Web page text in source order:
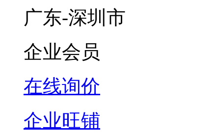
广东-深圳市
企业会员
在线询价
企业旺铺